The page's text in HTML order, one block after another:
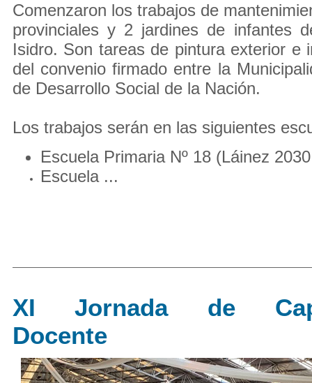
Comenzaron los trabajos de
provinciales y 2 jardines de infantes
Isidro. Son tareas de pintura exterior e
del convenio firmado entre la
de Desarrollo Social de la Nación.
Los trabajos serán en las siguientes
Escuela Primaria Nº 18 (Láinez
Escuela ...
XI Jornada de
Docente